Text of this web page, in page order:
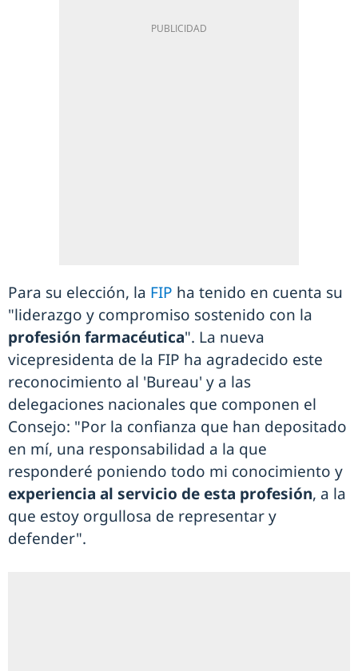
Para su elección, la FIP ha tenido en cuenta su
"liderazgo y compromiso sostenido con la
profesión farmacéutica". La nueva
vicepresidenta de la FIP ha agradecido este
reconocimiento al 'Bureau' y a las
delegaciones nacionales que componen el
Consejo: "Por la confianza que han depositado
en mí, una responsabilidad a la que
responderé poniendo todo mi conocimiento y
experiencia al servicio de esta profesión, a la
que estoy orgullosa de representar y
defender".